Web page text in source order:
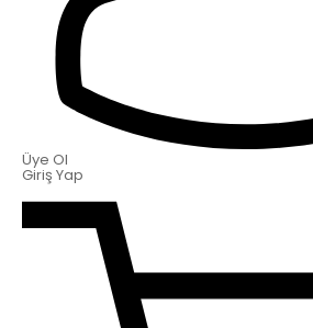
Üye Ol
Giriş Yap